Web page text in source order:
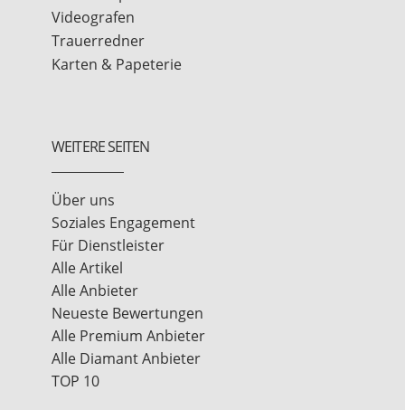
Videografen
Trauerredner
Karten & Papeterie
WEITERE SEITEN
Über uns
Soziales Engagement
Für Dienstleister
Alle Artikel
Alle Anbieter
Neueste Bewertungen
Alle Premium Anbieter
Alle Diamant Anbieter
TOP 10